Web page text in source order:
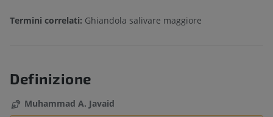
Termini correlati: Ghiandola salivare maggiore
Definizione
Muhammad A. Javaid